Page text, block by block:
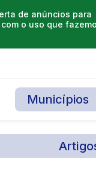
de anúncios para
o uso que
Municípios